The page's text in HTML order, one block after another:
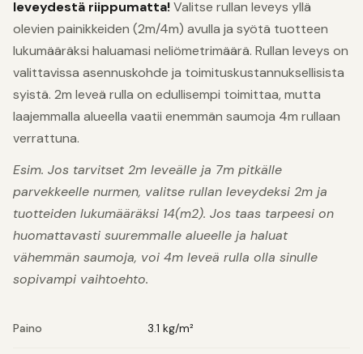
leveydestä riippumatta!Valitse rullan leveys yllä
olevien painikkeiden (2m/4m) avulla ja syötä tuotteen
lukumääräksi haluamasi neliömetrimäärä. Rullan leveys on
valittavissa asennuskohde ja toimituskustannuksellisista
syistä. 2m leveä rulla on edullisempi toimittaa, mutta
laajemmalla alueella vaatii enemmän saumoja 4m rullaan
verrattuna.
Esim. Jos tarvitset 2m leveälle ja 7m pitkälle
parvekkeelle nurmen, valitse rullan leveydeksi 2m ja
tuotteiden lukumääräksi 14(m2). Jos taas tarpeesi on
huomattavasti suuremmalle alueelle ja haluat
vähemmän saumoja, voi 4m leveä rulla olla sinulle
sopivampi vaihtoehto.
Paino 3.1 kg/m²